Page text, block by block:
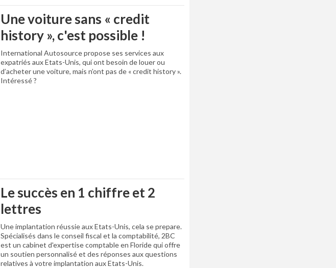
Une voiture sans « credit
history », c'est possible !
International Autosource propose ses services aux
expatriés aux Etats-Unis, qui ont besoin de louer ou
d’acheter une voiture, mais n’ont pas de « credit history ».
Intéressé ?
Le succès en 1 chiffre et 2
lettres
Une implantation réussie aux Etats-Unis, cela se prepare.
Spécialisés dans le conseil fiscal et la comptabilité, 2BC
est un cabinet d'expertise comptable en Floride qui offre
un soutien personnalisé et des réponses aux questions
relatives à votre implantation aux Etats-Unis.